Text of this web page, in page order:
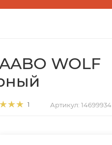
WOLF
1 Артикул: 14699934